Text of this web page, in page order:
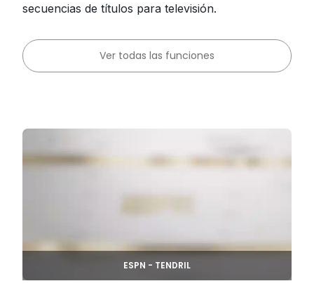
secuencias de títulos para televisión.
Ver todas las funciones
ESPN - TENDRIL